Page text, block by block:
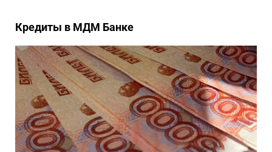
Кредиты в МДМ Банке